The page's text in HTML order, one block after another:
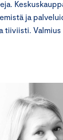
ja
tiiviisti.